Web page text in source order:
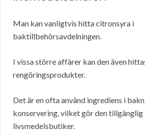
Man kan vanligtvis hitta citronsyra i
baktillbehörsavdelningen.
I vissa större affärer kan den även
rengöringsprodukter.
Det är en ofta använd ingrediens i
konservering, vilket gör den tillgänglig
livsmedelsbutiker.